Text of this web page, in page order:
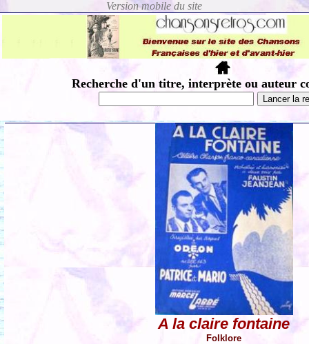
Recherche d'un titre, interprète ou auteur
A la claire fontaine
Folklore